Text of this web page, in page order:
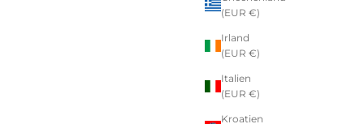
(EUR €)
Irland
(EUR €)
Italien
(EUR €)
Kroatien